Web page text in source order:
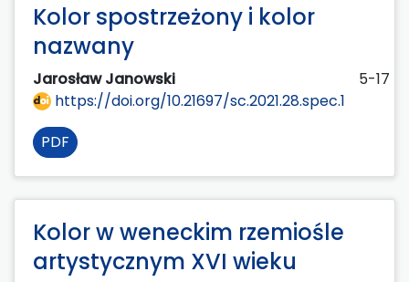
Kolor spostrzeżony i kolor
nazwany
Jarosław Janowski
5-17
https://doi.org/10.21697/sc.2021.28.spec.1
PDF
Kolor w weneckim rzemiośle
artystycznym XVI wieku